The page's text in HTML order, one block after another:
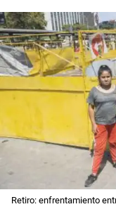
Retiro: enfrentamiento